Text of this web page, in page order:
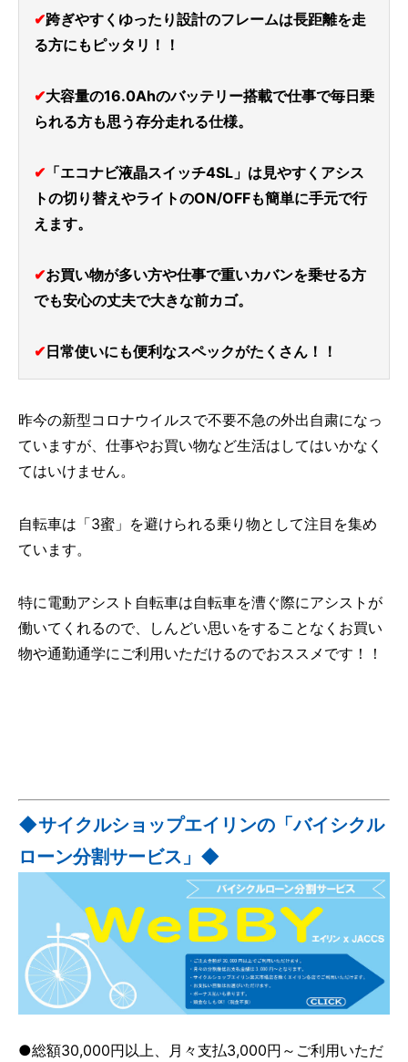
✔跨ぎやすくゆったり設計のフレームは長距離を走
る方にもピッタリ！！
✔大容量の16.0Ahのバッテリー搭載で仕事で毎日乗
られる方も思う存分走れる仕様。
✔ 「エコナビ液晶スイッチ4SL」は見やすくアシス
トの切り替えやライトのON/OFFも簡単に手元で行
えます。
✔お買い物が多い方や仕事で重いカバンを乗せる方
でも安心の丈夫で大きな前カゴ。
✔日常使いにも便利なスペックがたくさん！！
昨今の新型コロナウイルスで不要不急の外出自粛になっ
ていますが、仕事やお買い物など生活はしてはいかなく
てはいけません。
自転車は「3蜜」を避けられる乗り物として注目を集め
ています。
特に電動アシスト自転車は自転車を漕ぐ際にアシストが
働いてくれるので、しんどい思いをすることなくお買い
物や通勤通学にご利用いただけるのでおススメです！！
◆サイクルショップエイリンの「バイシクル
ローン分割サービス」◆
●総額30,000円以上、月々支払3,000円～ご利用いただ